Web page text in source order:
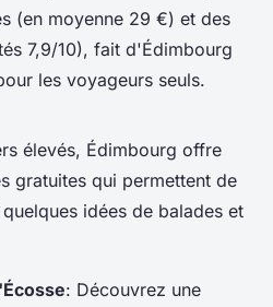
(en moyenne 29 €) et des
7,9/10), fait d'Édimbourg
les voyageurs seuls.
élevés, Édimbourg offre
gratuites qui permettent de
idées de balades et
: Découvrez une